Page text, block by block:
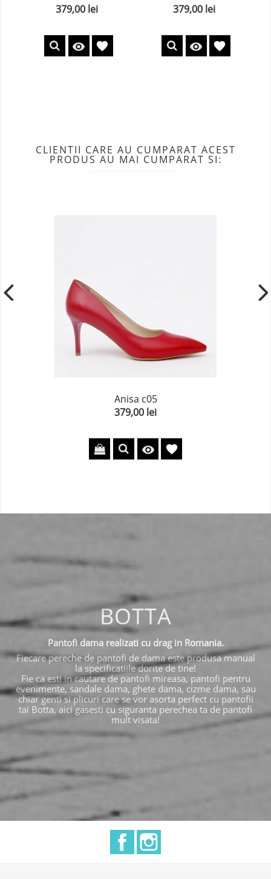
Pret
379,00 lei
 favorite
Pret
379,00 lei
 favorite
CLIENTII CARE AU CUMPARAT ACEST
PRODUS AU MAI CUMPARAT SI:
Anisa c05
Pret
379,00 lei
 favorite
BOTTA
Pantofi dama realizati cu drag in Romania.
Fiecare pereche de pantofi de dama este produsa manual
la specificatiile dorite de tine!
Fie ca esti in cautare de pantofi mireasa, pantofi pentru
evenimente, sandale dama, ghete dama, cizme dama, sau
chiar genti si plicuri care se vor asorta perfect cu pantofii
tai Botta, aici gasesti cu siguranta perechea ta de pantofi
mult visata!
Facebook